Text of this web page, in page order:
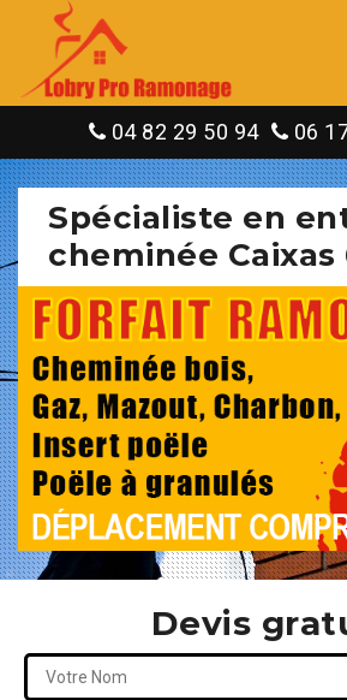
04 82 29 50 94 06
Spécialiste en
cheminée Caixas
Devis